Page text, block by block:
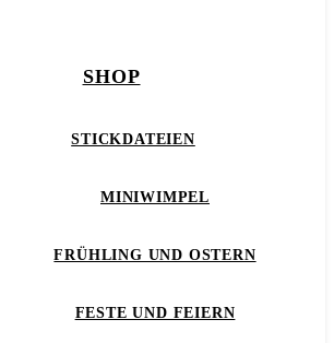
SHOP
STICKDATEIEN
MINIWIMPEL
FRÜHLING UND OSTERN
FESTE UND FEIERN